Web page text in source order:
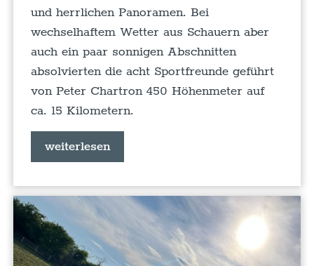
und herrlichen Panoramen. Bei
wechselhaftem Wetter aus Schauern aber
auch ein paar sonnigen Abschnitten
absolvierten die acht Sportfreunde geführt
von Peter Chartron 450 Höhenmeter auf
ca. 15 Kilometern.
weiterlesen